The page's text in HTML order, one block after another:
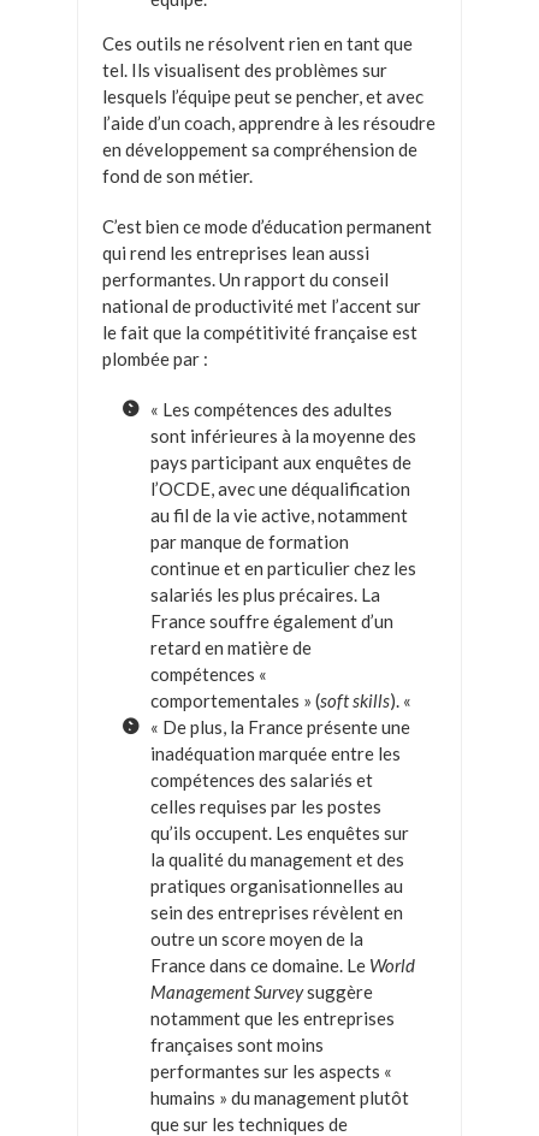
Ces outils ne résolvent rien en tant que
tel. Ils visualisent des problèmes sur
lesquels l’équipe peut se pencher, et avec
l’aide d’un coach, apprendre à les résoudre
en développement sa compréhension de
fond de son métier.
C’est bien ce mode d’éducation permanent
qui rend les entreprises lean aussi
performantes. Un rapport du conseil
national de productivité met l’accent sur
le fait que la compétitivité française est
plombée par :
« Les compétences des adultes
sont inférieures à la moyenne des
pays participant aux enquêtes de
l’OCDE, avec une déqualification
au fil de la vie active, notamment
par manque de formation
continue et en particulier chez les
salariés les plus précaires. La
France souffre également d’un
retard en matière de
compétences «
comportementales » (soft skills). «
« De plus, la France présente une
inadéquation marquée entre les
compétences des salariés et
celles requises par les postes
qu’ils occupent. Les enquêtes sur
la qualité du management et des
pratiques organisationnelles au
sein des entreprises révèlent en
outre un score moyen de la
France dans ce domaine. Le World
Management Surveysuggère
notamment que les entreprises
françaises sont moins
performantes sur les aspects «
humains » du management plutôt
que sur les techniques de